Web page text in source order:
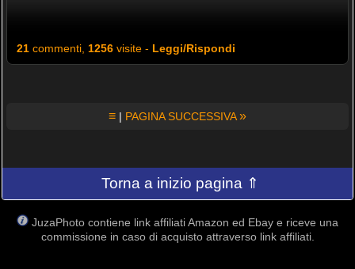
21commenti, 1256visite - Leggi/Rispondi
≡ | PAGINA SUCCESSIVA»
Torna a inizio pagina ⇑
JuzaPhoto contiene link affiliati Amazon ed Ebay e riceve una
commissione in caso di acquisto attraverso link affiliati.